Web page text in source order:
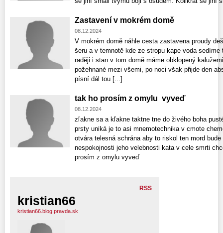
Zastavení v mokrém domě
08.12.2024
V mokrém domě náhle cesta zastavena proudy
šeru a v temnotě kde ze stropu kape voda
raději i stan v tom domě máme obklopený
požehnané mezi všemi, po noci však přijde den
písní dál tou [...]
tak ho prosím z omylu vyveď
08.12.2024
zľakne sa a kľakne taktne tne do živého boha
prsty uniká je to asi mnemotechnika v cmote
otvára telesná schrána aby to riskol ten mord
nespokojnosti jeho velebnosti kata v cele smrti
prosím z omylu vyveď
RSS
kristian66
kristian66.blog.pravda.sk